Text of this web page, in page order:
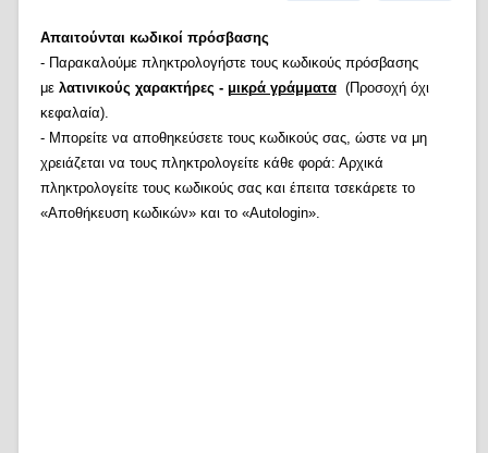
Απαιτούνται κωδικοί πρόσβασης
- Παρακαλούμε πληκτρολογήστε τους κωδικούς πρόσβασης
με λατινικούς χαρακτήρες - μικρά γράμματα(Προσοχή όχι
κεφαλαία).
- Μπορείτε να αποθηκεύσετε τους κωδικούς σας, ώστε να μη
χρειάζεται να τους πληκτρολογείτε κάθε φορά: Αρχικά
πληκτρολογείτε τους κωδικούς σας και έπειτα τσεκάρετε το
«Αποθήκευση κωδικών» και το «Autologin».